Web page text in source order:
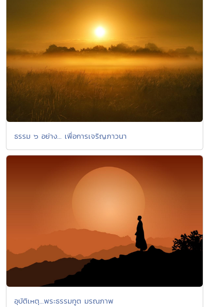
ธรรม ๖ อย่าง... เพื่อการเจริญภาวนา
อุบัติเหตุ...พระธรรมทูต มรณภาพ